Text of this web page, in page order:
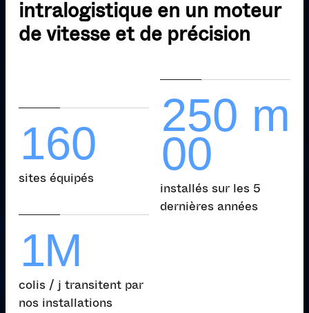
intralogistique en un moteur
de vitesse et de précision
1
8
5
16
1
6
60
2
7
0
sites équipés
2
0
7
25
4
3
50
3
1
0
0
3
5
8
00
4
7
5
0
m
installés sur les 5
dernières années
1
5
4
8
0
1
1M
colis / j transitent par
nos installations